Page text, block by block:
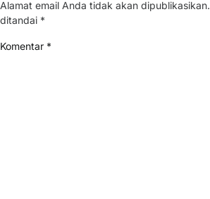
Alamat email Anda tidak akan dipublikasikan.
ditandai *
Komentar *